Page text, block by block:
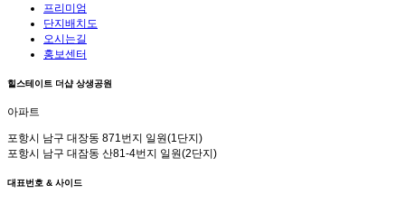
프리미엄
단지배치도
오시는길
홍보센터
힐스테이트 더샵 상생공원
아파트
포항시 남구 대장동 871번지 일원(1단지)
포항시 남구 대잠동 산81-4번지 일원(2단지)
대표번호 & 사이드